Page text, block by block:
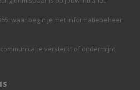
waar begin je met informatiebeheer
versterkt of ondermijnt